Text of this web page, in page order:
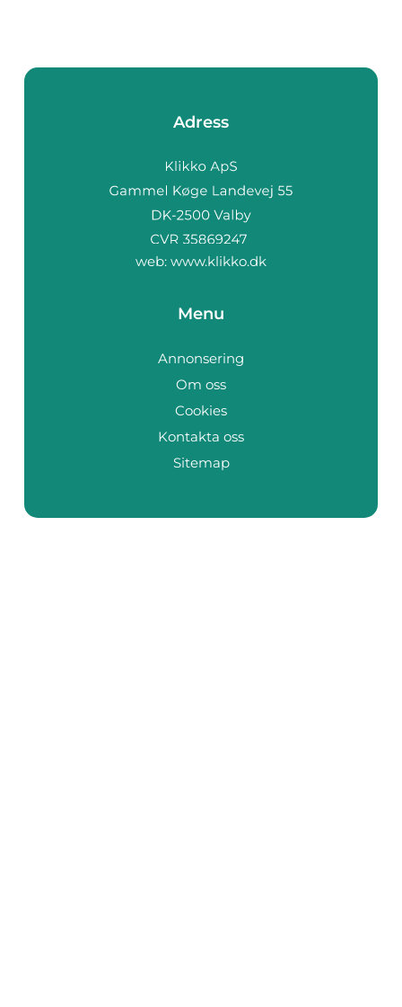
Adress
web: www.klikko.dk
Menu
Annonsering
Om oss
Cookies
Kontakta oss
Sitemap